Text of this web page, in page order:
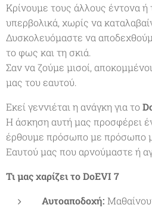
Κρίνουμε τους άλλους έντονα
υπερβολικά, χωρίς να
Δυσκολευόμαστε να
το φως και τη σκιά.
Σαν να ζούμε μισοί,
μας του εαυτού.
Εκεί γεννιέται η ανάγκη για το
Η άσκηση αυτή μας προσφέρει
έρθουμε πρόσωπο με πρόσωπο
Εαυτού μας που αρνούμαστε ή
Τι μας χαρίζει το DoEVI 7
Αυτοαποδοχή: